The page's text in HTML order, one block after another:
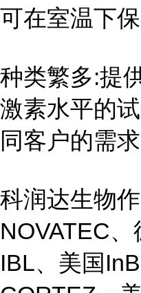
可在室温下
种类繁多:提
激素水平的
同客户的需求
科润达生物
NOVATEC
IBL、美国